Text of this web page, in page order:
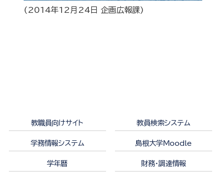
( 2014年12月24日 企画広報課)
教職員向けサイト 教員検索システム
学務情報システム 島根大学Moodle
学年暦 財務・調達情報